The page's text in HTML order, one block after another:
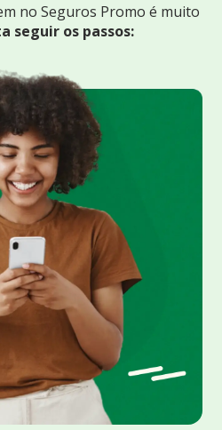
no Seguros Promo é muito
seguir os passos: